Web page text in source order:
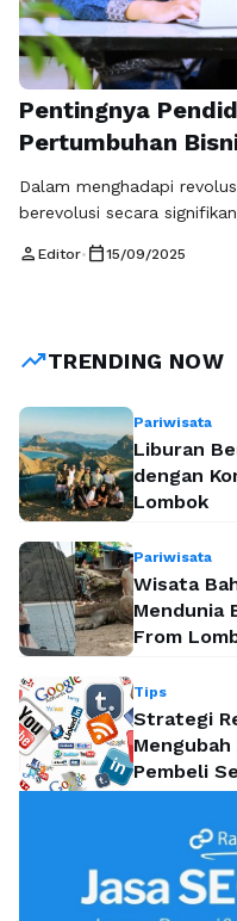
Pentingnya
Pertumbuhan
Dalam menghadapi
berevolusi secara
bisnis tidak lagi cukup
meluncurkan program
person Editor• calendar_today15/09/2025
trending_upTRENDING NOW
Pariwisata
Liburan
dengan
Lombok
Pariwisata
Wisata
Mendunia
From
Tips
Strategi
Pembeli